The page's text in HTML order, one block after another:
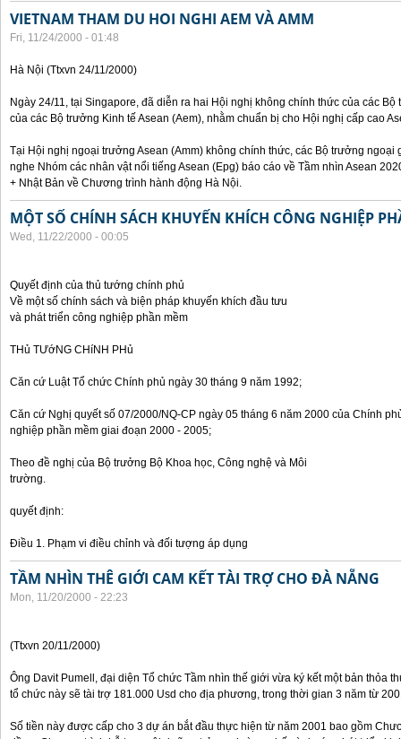
VIETNAM THAM DU HOI NGHI AEM VÀ AMM
Fri, 11/24/2000 - 01:48
Hà Nội (Ttxvn 24/11/2000)
Ngày 24/11, tại Singapore, đã diễn ra hai Hội nghị không chính thức của các
của các Bộ trưởng Kinh tế Asean (Aem), nhằm chuẩn bị cho Hội nghị cấp cao
Tại Hội nghị ngoại trưởng Asean (Amm) không chính thức, các Bộ trưởng ngoại
nghe Nhóm các nhân vật nổi tiếng Asean (Epg) báo cáo về Tầm nhìn Asean
+ Nhật Bản về Chương trình hành động Hà Nội.
MỘT SỐ CHÍNH SÁCH KHUYẾN KHÍCH CÔNG NGHIỆP
Wed, 11/22/2000 - 00:05
Quyết định của thủ tướng chính phủ
Về một số chính sách và biện pháp khuyến khích đầu tưu
và phát triển công nghiệp phần mềm
THủ TƯớNG CHíNH PHủ
Căn cứ Luật Tổ chức Chính phủ ngày 30 tháng 9 năm 1992;
Căn cứ Nghị quyết số 07/2000/NQ-CP ngày 05 tháng 6 năm 2000 của Chính
nghiệp phần mềm giai đoạn 2000 - 2005;
Theo đề nghị của Bộ trưởng Bộ Khoa học, Công nghệ và Môi
trường.
quyết định:
Điều 1. Phạm vi điều chỉnh và đối tượng áp dụng
TẦM NHÌN THÊ GIỚI CAM KẾT TÀI TRỢ CHO ĐÀ NẴNG
Mon, 11/20/2000 - 22:23
(Ttxvn 20/11/2000)
Ông Davit Pumell, đại diện Tổ chức Tầm nhìn thế giới vừa ký kết một bản thỏa
tổ chức này sẽ tài trợ 181.000 Usd cho địa phương, trong thời gian 3 năm từ
Số tiền này được cấp cho 3 dự án bắt đầu thực hiện từ năm 2001 bao gồm